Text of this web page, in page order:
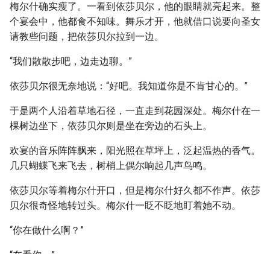
梅尔什确实瘦了。一看到依莎贝尔，他的眼睛就亮起来。整
个宴会中，他都食不知味。舞乐才开，他就借口说要向圣女
请教些问题，把依莎贝尔拉到一边。
“我们散散步吧，边走边聊。”
依莎贝尔很无奈地说：“好吧。我知道你是不肯甘心的。”
于是两个人沿着草地石径，一直走到花园深处。梅尔什在一
棵树边坐下，依莎贝尔则是坐在旁边的石头上。
欢宴的音乐阵阵飘来，阳光照在草坪上，泛起温热的香气。
几只蝴蝶飞来飞去，树梢上偶尔响起几声鸟鸣。
依莎贝尔等着梅尔什开口，但是梅尔什好久都不作声。依莎
贝尔很奇怪地转过头。梅尔什一眨不眨地盯着她不动。
“你在做什么啊？”